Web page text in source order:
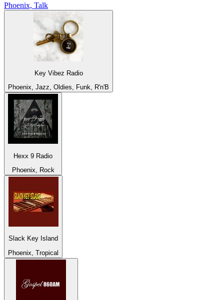
Phoenix, Talk
Key Vibez Radio
Phoenix, Jazz, Oldies, Funk, R'n'B
Hexx 9 Radio
Phoenix, Rock
Slack Key Island
Phoenix, Tropical